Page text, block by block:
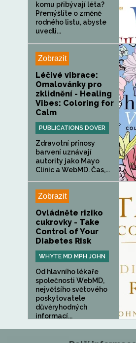
komu přibývají léta?
Přemýšlíte o změně
rodného listu, abyste
uvedli...
Zobrazit
Léčivé vibrace:
Omalovánky pro
zklidnění - Healing
Vibes: Coloring for
Calm
PUBLICATIONS DOVER
Zdravotní přínosy
barvení uznávají
autority jako Mayo
Clinic a WebMD. Čas,...
Zobrazit
Ovládněte riziko
cukrovky - Take
Control of Your
Diabetes Risk
WHYTE MD MPH JOHN
Od hlavního lékaře
společnosti WebMD,
největšího světového
poskytovatele
důvěryhodných
informací...